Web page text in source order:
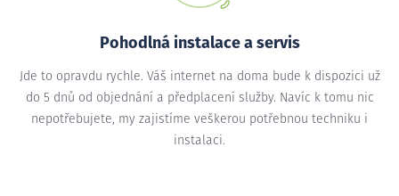
Pohodlná instalace a servis
Jde to opravdu rychle. Váš internet na doma bude k dispozici už
do 5 dnů od objednání a předplacení služby. Navíc k tomu nic
nepotřebujete, my zajistíme veškerou potřebnou techniku i
instalaci.